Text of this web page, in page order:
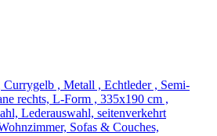
Currygelb , Metall , Echtleder , Semi-
rechts, L-Form , 335x190 cm ,
Lederauswahl, seitenverkehrt
Sofas & Couches,